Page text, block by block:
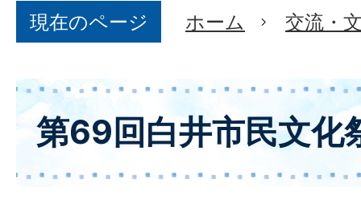
現在のページ ホーム 交流・
第69回白井市民文化